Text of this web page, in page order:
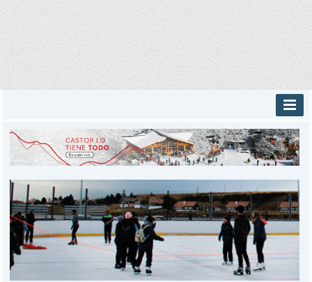
INICIO
PROVINCIALES
DEPORTES
POLICIALES
I-DIARIO
MÁS
BÚSQUEDA